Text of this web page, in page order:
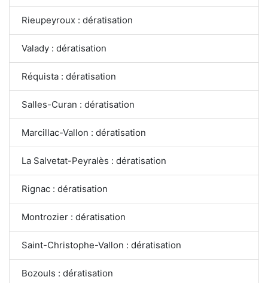
Rieupeyroux : dératisation
Valady : dératisation
Réquista : dératisation
Salles-Curan : dératisation
Marcillac-Vallon : dératisation
La Salvetat-Peyralès : dératisation
Rignac : dératisation
Montrozier : dératisation
Saint-Christophe-Vallon : dératisation
Bozouls : dératisation